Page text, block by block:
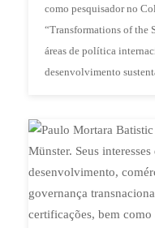
como pesquisador no
“Transformations of the
áreas de política
desenvolvimento